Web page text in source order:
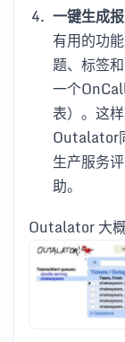
一键生成
有用的功
题、标签
一个
表）。这
Outalator
生产服务
助。
Outalator 大概